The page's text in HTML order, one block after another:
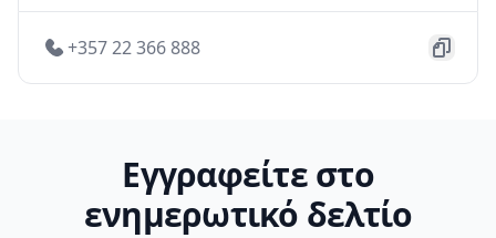
+357 22 366 888
Εγγραφείτε στο
ενημερωτικό δελτίο